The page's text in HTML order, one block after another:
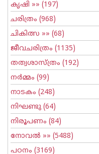
കൃഷി »» (197)
ചരിത്രം (968)
ചികിത്സ »» (68)
ജീവചരിത്രം (1135)
തത്വശാസ്ത്രം (192)
നര്‍മ്മം (99)
നാടകം (248)
നിഘണ്ടു (64)
നിരൂപണം (84)
നോവല്‍ »» (5488)
പഠനം (3169)